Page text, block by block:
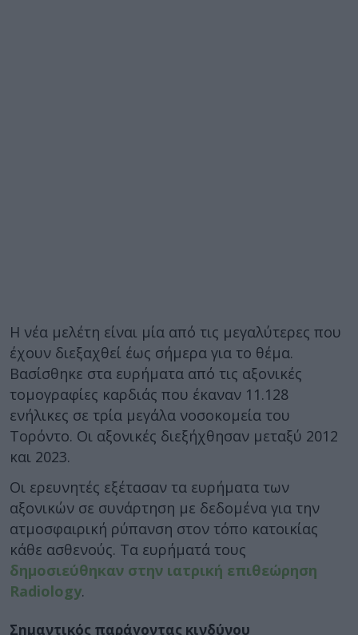
Η νέα μελέτη είναι μία από τις μεγαλύτερες που
έχουν διεξαχθεί έως σήμερα για το θέμα.
Βασίσθηκε στα ευρήματα από τις αξονικές
τομογραφίες καρδιάς που έκαναν 11.128
ενήλικες σε τρία μεγάλα νοσοκομεία του
Τορόντο. Οι αξονικές διεξήχθησαν μεταξύ 2012
και 2023.
Οι ερευνητές εξέτασαν τα ευρήματα των
αξονικών σε συνάρτηση με δεδομένα για την
ατμοσφαιρική ρύπανση στον τόπο κατοικίας
κάθε ασθενούς. Τα ευρήματά τους
δημοσιεύθηκαν στην ιατρική επιθεώρηση
Radiology.
Σημαντικός παράγοντας κινδύνου